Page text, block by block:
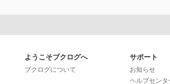
ようこそブクログへ
ブクログについて
サポート
お知らせ
ヘルプセンタ